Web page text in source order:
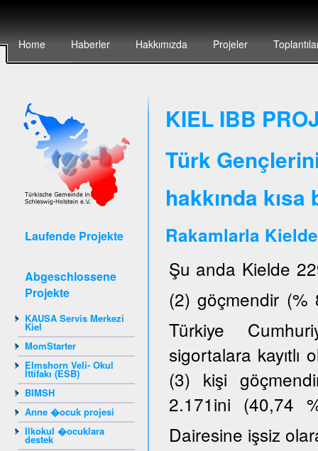
Home Haberler Hakkımızda Projeler
Laufende Projekte
Abgeschlossene
Projekte
KAUSA Servis Merkezi
Kiel
MomStarter
Elmshorn Veli- Okul
İttifakı (ESB)
BIMSH
Anne �ocuk projesi
Ilkokul �ocuklara
destek
KIEL IBB
Türk
hakkında
Rakamlarla
Şu anda Kielde
(2) göçmendir (%
Türkiye
sigortalara
(3) kişi
2.171ini (40,74
Dairesine işsiz